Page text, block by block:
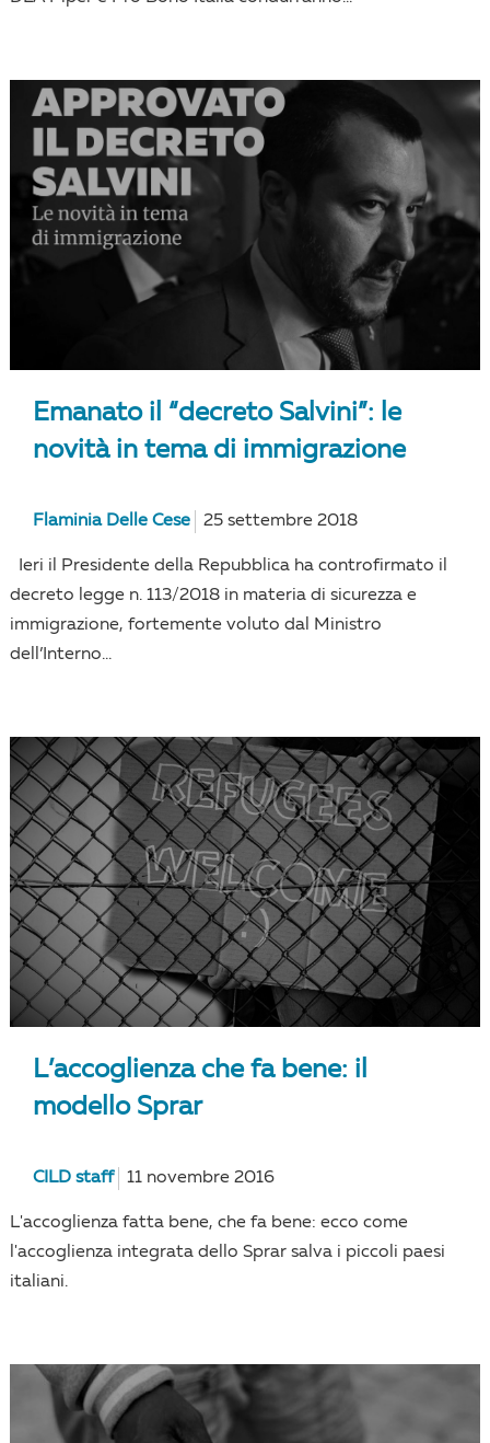
Emanato il “decreto Salvini”: le
novità in tema di immigrazione
Flaminia Delle Cese 25 settembre 2018
Ieri il Presidente della Repubblica ha controfirmato il
decreto legge n. 113/2018 in materia di sicurezza e
immigrazione, fortemente voluto dal Ministro
dell’Interno...
L’accoglienza che fa bene: il
modello Sprar
CILD staff 11 novembre 2016
L'accoglienza fatta bene, che fa bene: ecco come
l'accoglienza integrata dello Sprar salva i piccoli paesi
italiani.